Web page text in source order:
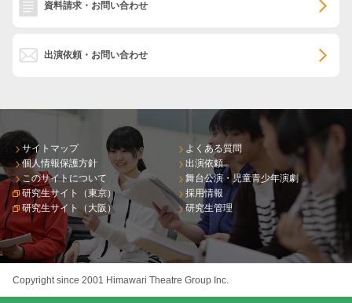
資料請求・お問い合わせ
出演依頼・お問い合わせ
サイトマップ
個人情報保護方針
このサイトについて
研究生サイト（東京）
研究生サイト（大阪）
よくある質問
出演依頼
舞台公演・児童青少年演劇
採用情報
研究生管理
Copyright since 2001 Himawari Theatre Group Inc.